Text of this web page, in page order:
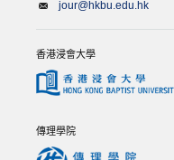
jour@hkbu.edu.hk
香港浸會大學
傳理學院